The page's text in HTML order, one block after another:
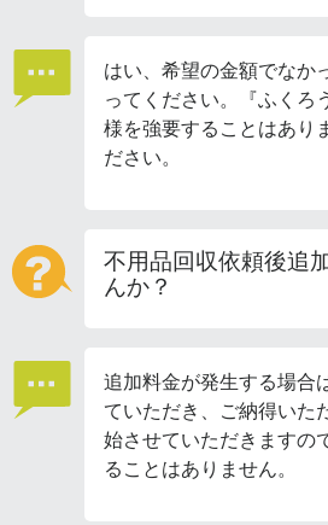
はい、希望の金額でなか
ってください。『ふくろ
様を強要することはあり
ださい。
不用品回収依頼後追
んか？
追加料金が発生する場合
ていただき、ご納得いた
始させていただきますの
ることはありません。